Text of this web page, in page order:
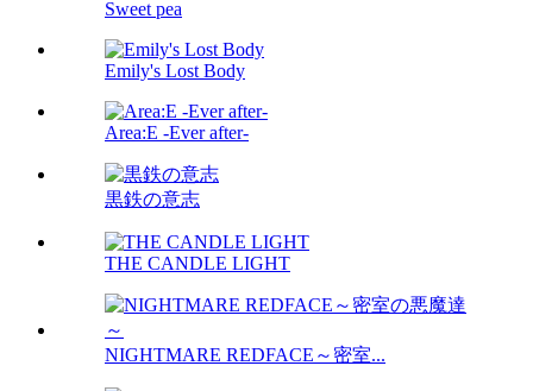
Sweet pea
Emily's Lost Body
Area:E -Ever after-
黒鉄の意志
THE CANDLE LIGHT
NIGHTMARE REDFACE～密室...